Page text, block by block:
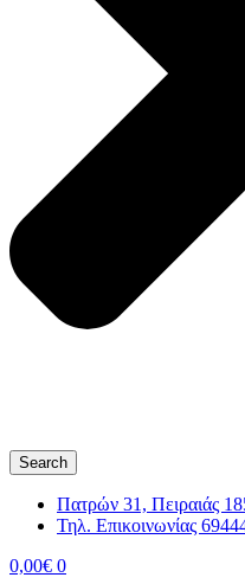
Search
Πατρών 31, Πειραιάς
Τηλ. Επικοινωνίας
0,00€ 0